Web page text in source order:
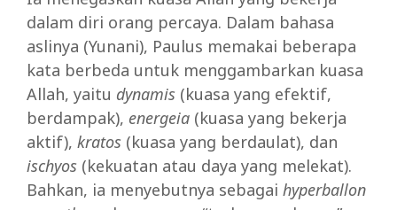
dalam diri orang percaya. Dalam bahasa
aslinya (Yunani), Paulus memakai beberapa
kata berbeda untuk menggambarkan kuasa
Allah, yaitu dynamis (kuasa yang efektif,
berdampak), energeia (kuasa yang bekerja
aktif), kratos (kuasa yang berdaulat), dan
ischyos (kekuatan atau daya yang melekat).
Bahkan, ia menyebutnya sebagai hyperballon